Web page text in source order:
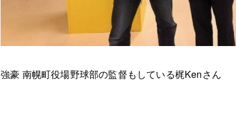
強豪 南幌町役場野球部の監督もしている梶Kenさん